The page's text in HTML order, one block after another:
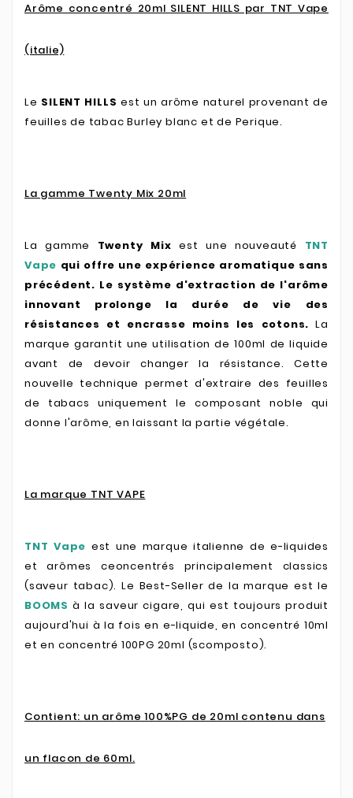
Arôme concentré 20ml SILENT HILLS par TNT Vape
(italie)
Le SILENT HILLS est un arôme naturel provenant de
feuilles de tabac Burley blanc et de Perique.
La gamme Twenty Mix 20ml
La gamme Twenty Mix est une nouveauté TNT
Vape qui offre une expérience aromatique sans
précédent. Le système d'extraction de l'arôme
innovant prolonge la durée de vie des
résistances et encrasse moins les cotons.La
marque garantit une utilisation de 100ml de liquide
avant de devoir changer la résistance. Cette
nouvelle technique permet d'extraire des feuilles
de tabacs uniquement le composant noble qui
donne l'arôme, en laissant la partie végétale.
La marque TNT VAPE
TNT Vape est une marque italienne de e-liquides
et arômes ceoncentrés principalement classics
(saveur tabac). Le Best-Seller de la marque est le
BOOMS à la saveur cigare, qui est toujours produit
aujourd'hui à la fois en e-liquide, en concentré 10ml
et en concentré 100PG 20ml (scomposto).
Contient: un arôme 100%PG de 20ml contenu dans
un flacon de 60ml.